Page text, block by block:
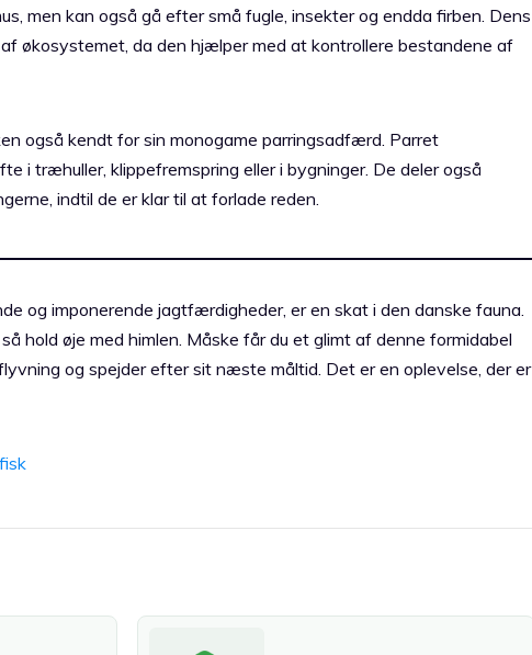
men kan også gå efter små fugle, insekter og endda firben. Dens
økosystemet, da den hjælper med at kontrollere bestandene af
også kendt for sin monogame parringsadfærd. Parret
i træhuller, klippefremspring eller i bygninger. De deler også
indtil de er klar til at forlade reden.
og imponerende jagtfærdigheder, er en skat i den danske fauna.
hold øje med himlen. Måske får du et glimt af denne formidabel
og spejder efter sit næste måltid. Det er en oplevelse, der er